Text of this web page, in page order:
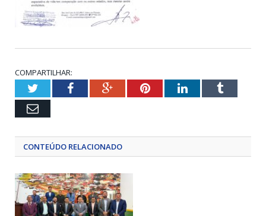
COMPARTILHAR:
TwitterFacebookGoogle+PinterestLinkedInTumblr
Email
CONTEÚDO RELACIONADO